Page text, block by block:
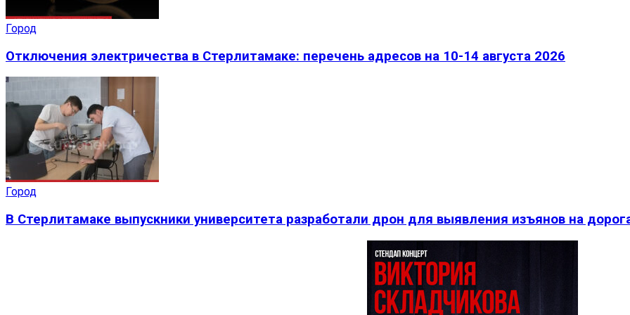
Город
Отключения электричества в Стерлитамаке: перечень адресов на 10-14 августа 2026
Город
В Стерлитамаке выпускники университета разработали дрон для выявления изъянов на